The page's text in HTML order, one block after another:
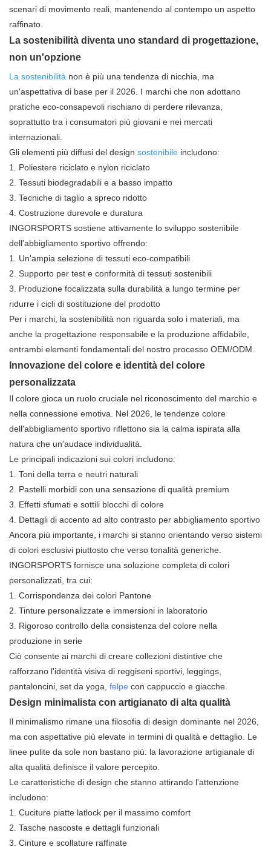
scenari di movimento reali, mantenendo al contempo un aspetto
raffinato.
La sostenibilità diventa uno standard di progettazione,
non un'opzione
La sostenibilità non è più una tendenza di nicchia, ma
un'aspettativa di base per il 2026. I marchi che non adottano
pratiche eco-consapevoli rischiano di perdere rilevanza,
soprattutto tra i consumatori più giovani e nei mercati
internazionali.
Gli elementi più diffusi del design sostenibile includono:
1. Poliestere riciclato e nylon riciclato
2. Tessuti biodegradabili e a basso impatto
3. Tecniche di taglio a spreco ridotto
4. Costruzione durevole e duratura
INGORSPORTS sostiene attivamente lo sviluppo sostenibile
dell'abbigliamento sportivo offrendo:
1. Un'ampia selezione di tessuti eco-compatibili
2. Supporto per test e conformità di tessuti sostenibili
3. Produzione focalizzata sulla durabilità a lungo termine per
ridurre i cicli di sostituzione del prodotto
Per i marchi, la sostenibilità non riguarda solo i materiali, ma
anche la progettazione responsabile e la produzione affidabile,
entrambi elementi fondamentali del nostro processo OEM/ODM.
Innovazione del colore e identità del colore
personalizzata
Il colore gioca un ruolo cruciale nel riconoscimento del marchio e
nella connessione emotiva. Nel 2026, le tendenze colore
dell'abbigliamento sportivo riflettono sia la calma ispirata alla
natura che un'audace individualità.
Le principali indicazioni sui colori includono:
1. Toni della terra e neutri naturali
2. Pastelli morbidi con una sensazione di qualità premium
3. Effetti sfumati e sottili blocchi di colore
4. Dettagli di accento ad alto contrasto per abbigliamento sportivo
Ancora più importante, i marchi si stanno orientando verso sistemi
di colori esclusivi piuttosto che verso tonalità generiche.
INGORSPORTS fornisce una soluzione completa di colori
personalizzati, tra cui:
1. Corrispondenza dei colori Pantone
2. Tinture personalizzate e immersioni in laboratorio
3. Rigoroso controllo della consistenza del colore nella
produzione in serie
Ciò consente ai marchi di creare collezioni distintive che
rafforzano l'identità visiva di reggiseni sportivi, leggings,
pantaloncini, set da yoga, felpe con cappuccio e giacche.
Design minimalista con artigianato di alta qualità
Il minimalismo rimane una filosofia di design dominante nel 2026,
ma con aspettative più elevate in termini di qualità e dettaglio. Le
linee pulite da sole non bastano più: la lavorazione artigianale di
alta qualità definisce il valore percepito.
Le caratteristiche di design che stanno attirando l'attenzione
includono:
1. Cuciture piatte latlock per il massimo comfort
2. Tasche nascoste e dettagli funzionali
3. Cinture e scollature raffinate